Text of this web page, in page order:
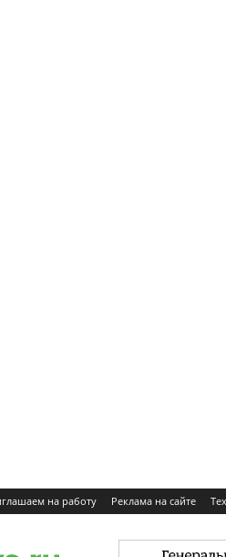
на работу Реклама на сайте